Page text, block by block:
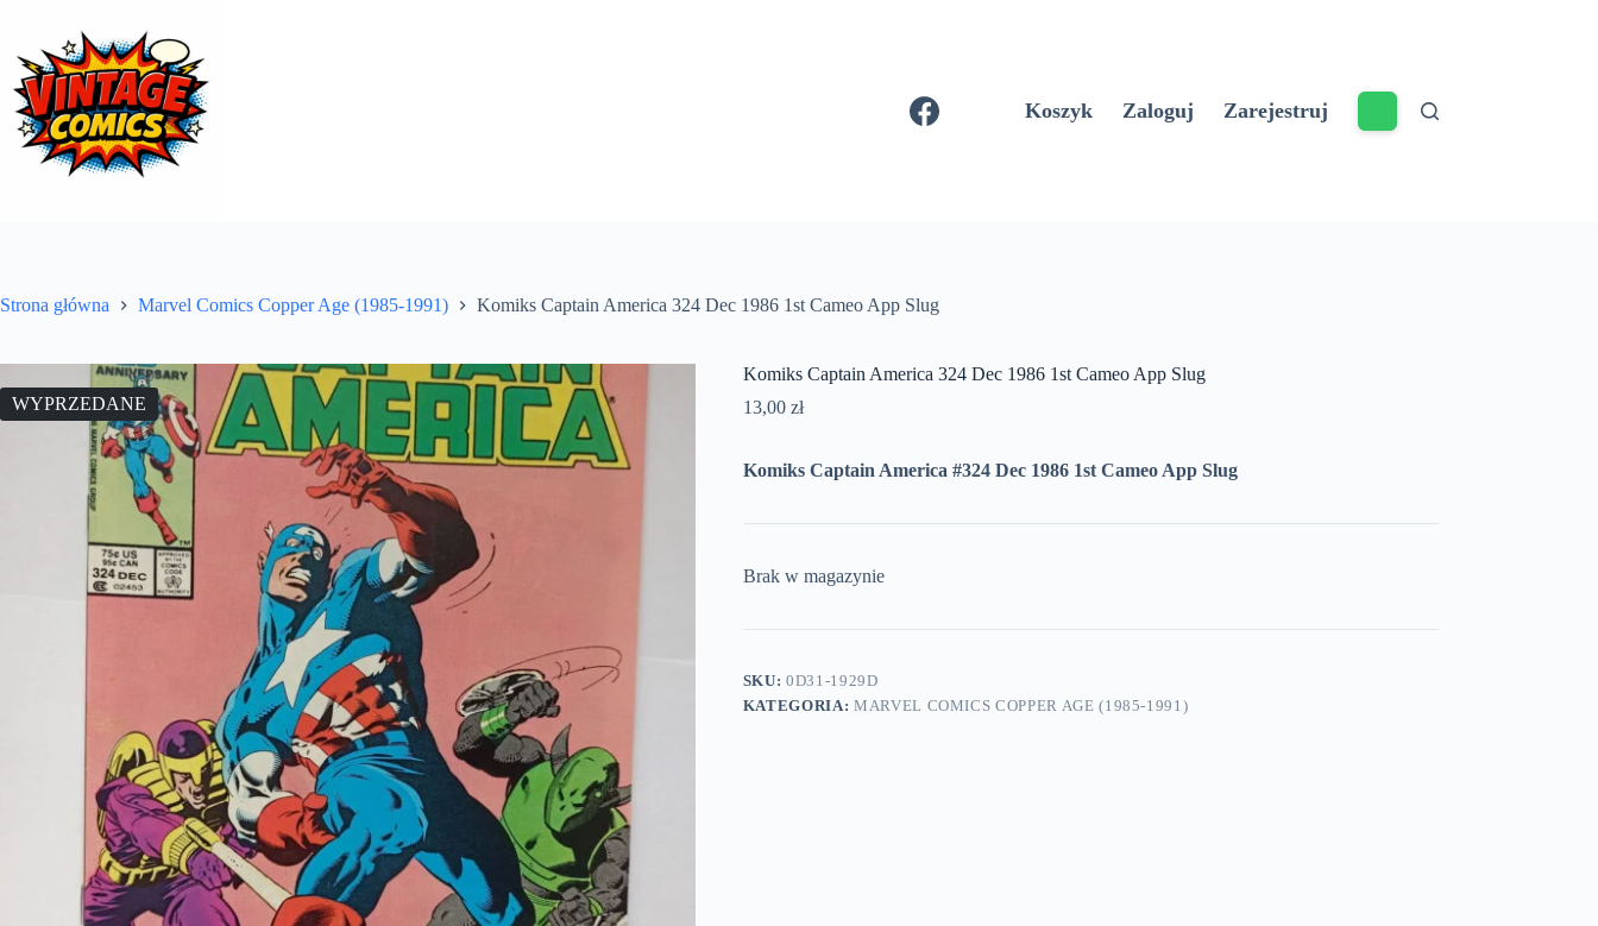
treści
Koszyk Zaloguj Zarejestruj
Strona główna Marvel Comics Copper Age (1985-1991) Komiks Captain America 324 Dec 1986 1st Cameo App Slug
WYPRZEDANE
Komiks Captain America 324 Dec 1986 1st Cameo App Slug
13,00 zł
Komiks Captain America #324 Dec 1986 1st Cameo App Slug
Brak w magazynie
SKU:0D31-1929D
KATEGORIA: MARVEL COMICS COPPER AGE (1985-1991)